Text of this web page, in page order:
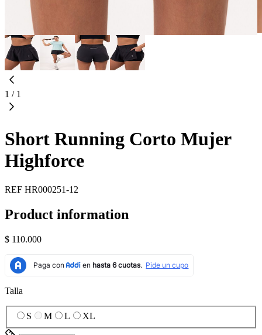
1 / 1
Short Running Corto Mujer
Highforce
REF HR000251-12
Product information
$ 110.000
Talla
S M L XL